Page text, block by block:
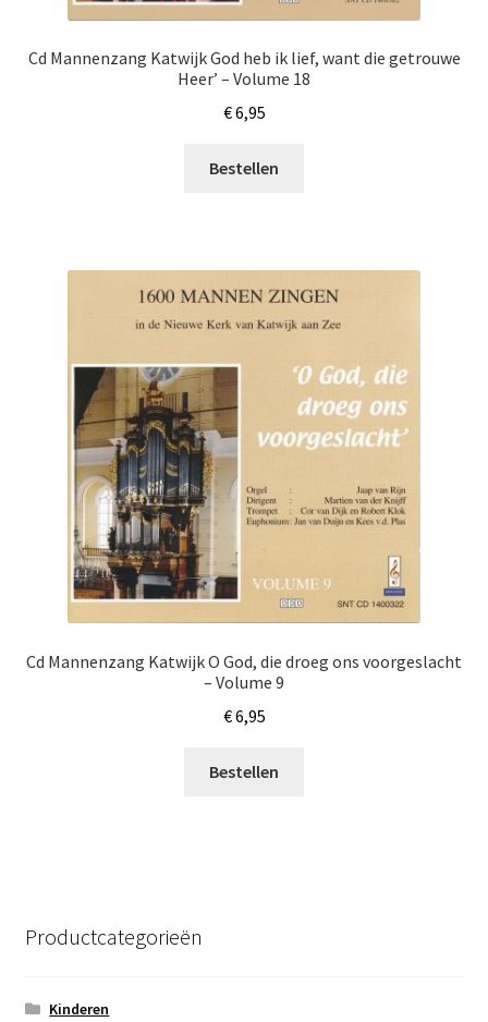
Cd Mannenzang Katwijk God heb ik lief, want die getrouwe
Heer’ – Volume 18
€6,95
Bestellen
Cd Mannenzang Katwijk O God, die droeg ons voorgeslacht
– Volume 9
€6,95
Bestellen
Productcategorieën
Kinderen